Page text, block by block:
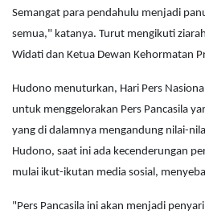
Semangat para pendahulu menjadi
semua," katanya. Turut mengikuti
Widati dan Ketua Dewan Kehormatan
Hudono menuturkan, Hari Pers
untuk menggelorakan Pers Pancasila
yang di dalamnya mengandung nilai-
Hudono, saat ini ada kecenderungan
mulai ikut-ikutan media sosial,
"Pers Pancasila ini akan menjadi